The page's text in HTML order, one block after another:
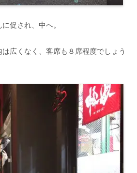
促され、中へ。
広くなく、客席も８席程度でしょう